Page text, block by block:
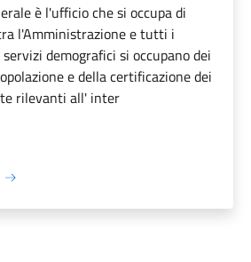
è l'ufficio che si occupa di
l'Amministrazione e tutti i
demografici si occupano dei
e della certificazione dei
rilevanti all' inter